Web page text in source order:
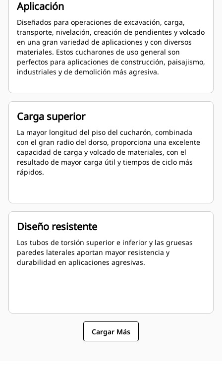
Aplicación
Diseñados para operaciones de excavación, carga,
transporte, nivelación, creación de pendientes y volcado
en una gran variedad de aplicaciones y con diversos
materiales. Estos cucharones de uso general son
perfectos para aplicaciones de construcción, paisajismo,
industriales y de demolición más agresiva.
Carga superior
La mayor longitud del piso del cucharón, combinada
con el gran radio del dorso, proporciona una excelente
capacidad de carga y volcado de materiales, con el
resultado de mayor carga útil y tiempos de ciclo más
rápidos.
Diseño resistente
Los tubos de torsión superior e inferior y las gruesas
paredes laterales aportan mayor resistencia y
durabilidad en aplicaciones agresivas.
Cargar Más